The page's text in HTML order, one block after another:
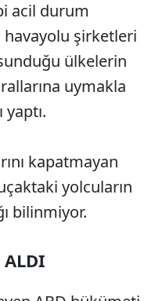
acil durum
havayolu şirketleri
ülkelerin
uymakla
kapatmayan
yolcuların
bilinmiyor.
ALDI